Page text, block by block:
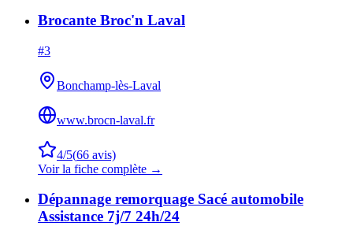
Brocante Broc'n Laval
#3
Bonchamp-lès-Laval
www.brocn-laval.fr
4/5(66 avis)
Voir la fiche complète →
Dépannage remorquage Sacé automobile
Assistance 7j/7 24h/24